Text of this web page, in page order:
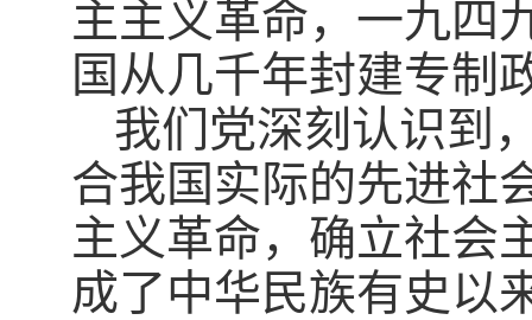
主主义革命，一九四
国从几千年封建专制
我们党深刻认识到
合我国实际的先进社
主义革命，确立社会
成了中华民族有史以